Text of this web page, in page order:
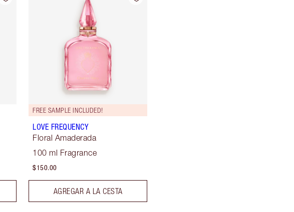
FREE SAMPLE INCLUDED!
LOVE FREQUENCY
Floral Amaderada
100 ml Fragrance
$150.00
AGREGAR A LA CESTA